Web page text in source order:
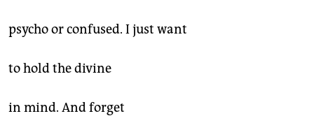
psycho or confused. I just want
to hold the divine
in mind. And forget